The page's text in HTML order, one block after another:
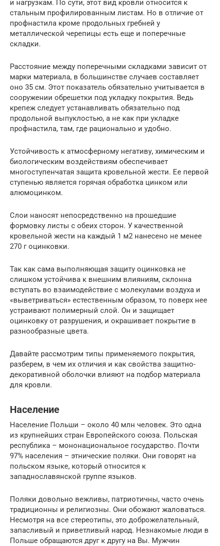
и нагрузкам. По сути, этот вид кровли относится к
стальным профилированным листам. Но в отличие от
профнастила кроме продольных гребней у
металлической черепицы есть еще и поперечные
складки.
Расстояние между поперечными складками зависит от
марки материала, в большинстве случаев составляет
оно 35 см. Этот показатель обязательно учитывается в
сооружении обрешетки под укладку покрытия. Ведь
крепеж следует устанавливать обязательно под
продольной выпуклостью, а не как при укладке
профнастила, там, где рационально и удобно.
Устойчивость к атмосферному негативу, химическим и
биологическим воздействиям обеспечивает
многоступенчатая защита кровельной жести. Ее первой
ступенью является горячая обработка цинком или
алюмоцинком.
Слои наносят непосредственно на прошедшие
формовку листы с обеих сторон. У качественной
кровельной жести на каждый 1 м2 нанесено не менее
270 г оцинковки.
Так как сама выполняющая защиту оцинковка не
слишком устойчива к внешним влияниям, склонна
вступать во взаимодействие с молекулами воздуха и
«выветриваться» естественным образом, то поверх нее
устраивают полимерный слой. Он и защищает
оцинковку от разрушения, и окрашивает покрытие в
разнообразные цвета.
Давайте рассмотрим типы применяемого покрытия,
разберем, в чем их отличия и как свойства защитно-
декоративной оболочки влияют на подбор материала
для кровли.
Население
Население Польши – около 40 млн человек. Это одна
из крупнейших стран Европейского союза. Польская
республика – мононациональное государство. Почти
97% населения – этнические поляки. Они говорят на
польском языке, который относится к
западнославянской группе языков.
Поляки довольно вежливы, патриотичны, часто очень
традиционны и религиозны. Они обожают жаловаться.
Несмотря на все стереотипы, это доброжелательный,
запасливый и приветливый народ. Незнакомые люди в
Польше обращаются друг к другу на Вы. Мужчин